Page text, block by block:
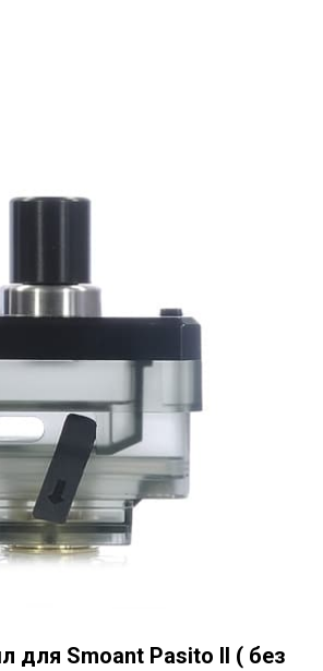
для Smoant Pasito II ( без